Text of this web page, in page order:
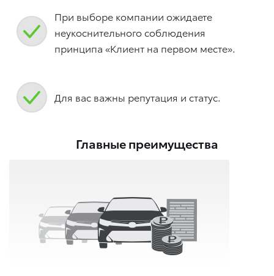
При выборе компании ожидаете
неукоснительного соблюдения
принципа «Клиент на первом месте».
Для вас важны репутация и статус.
Главные преимущества